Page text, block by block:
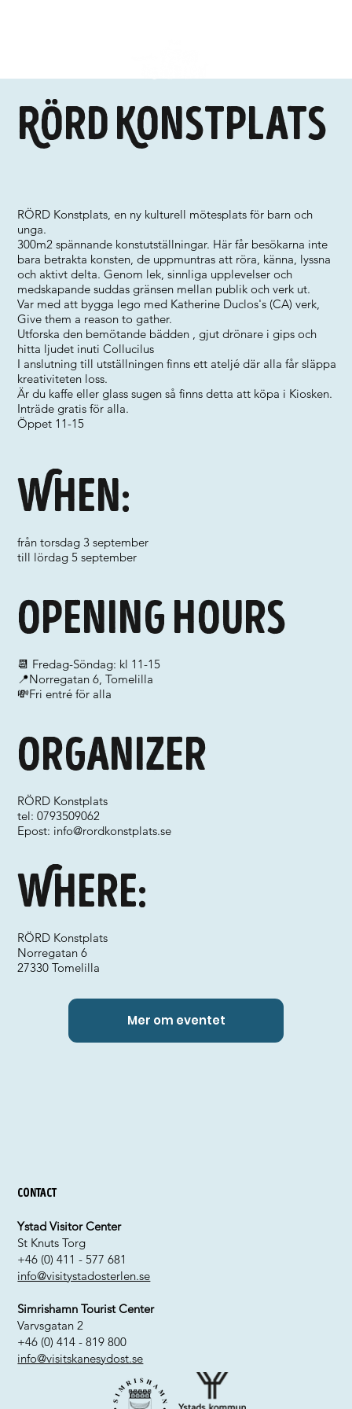
Rörd Konstplats
RÖRD Konstplats, en ny kulturell mötesplats för barn och
unga.
300m2 spännande konstutställningar. Här får besökarna inte
bara betrakta konsten, de uppmuntras att röra, känna, lyssna
och aktivt delta. Genom lek, sinnliga upplevelser och
medskapande suddas gränsen mellan publik och verk ut.
Var med att bygga lego med Katherine Duclos's (CA) verk,
Give them a reason to gather.
Utforska den bemötande bädden , gjut drönare i gips och
hitta ljudet inuti Collucilus
I anslutning till utställningen finns ett ateljé där alla får släppa
kreativiteten loss.
Är du kaffe eller glass sugen så finns detta att köpa i Kiosken.
Inträde gratis för alla.
Öppet 11-15
When:
från torsdag 3 september
till lördag 5 september
Where:
Organizer
RÖRD Konstplats
tel: 0793509062
Epost: info@rordkonstplats.se
RÖRD Konstplats
Norregatan 6
27330 Tomelilla
Opening hours
📆 Fredag-Söndag: kl 11-15
📍Norregatan 6, Tomelilla
💸Fri entré för alla
Mer om eventet
Contact
Ystad Visitor Center
St Knuts Torg
+46 (0) 411 - 577 681
info@visitystadosterlen.se
Simrishamn Tourist Center
Varvsgatan 2
+46 (0) 414 - 819 800
info@visitskanesydost.se